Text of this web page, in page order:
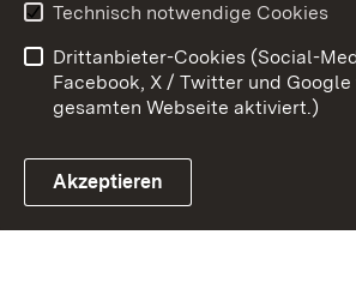
Link zum Landesportal
Datenschutz
Impressum
Cookies
Technisch notwendige Cookies
Drittanbieter-Cookies (Social-
Facebook, X / Twitter und
gesamten Webseite aktiviert.)
Akzeptieren